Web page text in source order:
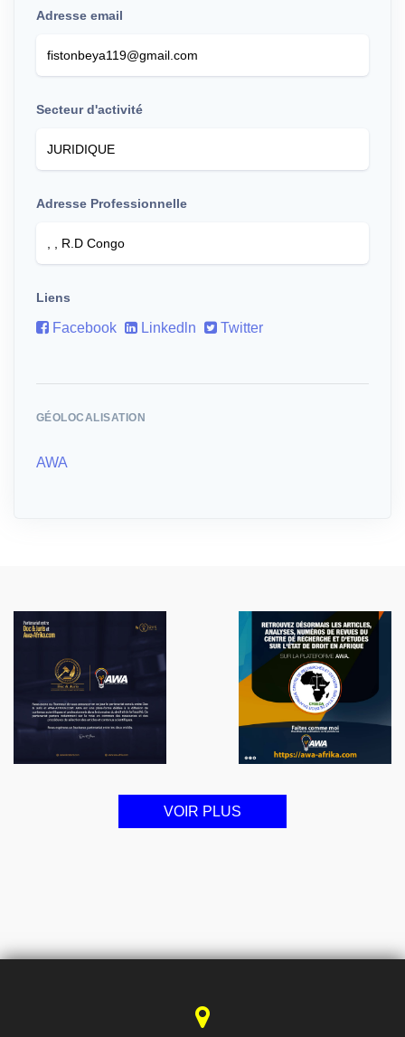
Adresse email
Secteur d'activité
Adresse Professionnelle
Liens
Facebook Linkedln Twitter
GÉOLOCALISATION
AWA
VOIR PLUS